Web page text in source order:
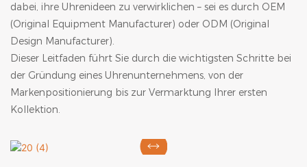
dabei, ihre Uhrenideen zu verwirklichen – sei es durch OEM
(Original Equipment Manufacturer) oder ODM (Original
Design Manufacturer).
Dieser Leitfaden führt Sie durch die wichtigsten Schritte bei
der Gründung eines Uhrenunternehmens, von der
Markenpositionierung bis zur Vermarktung Ihrer ersten
Kollektion.